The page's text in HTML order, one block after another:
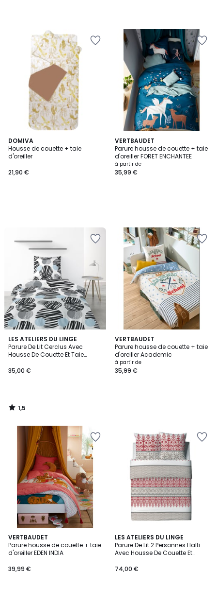
DOMIVA
Housse de couette + taie
d'oreiller
21,90 €
VERTBAUDET
Parure housse de couette + taie
d'oreiller FORET ENCHANTEE
à partir de
35,99 €
LES ATELIERS DU LINGE
Parure De Lit Cerclus Avec
Housse De Couette Et Taie
35,00 €
1,5
/
5
1,5
/
VERTBAUDET
Parure housse de couette + taie
d'oreiller Academic
à partir de
35,99 €
VERTBAUDET
Parure housse de couette + taie
d'oreiller EDEN INDIA
39,99 €
LES ATELIERS DU LINGE
Parure De Lit 2 Personnes Halti
Avec Housse De Couette Et
74,00 €